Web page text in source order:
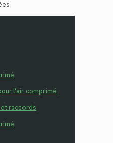
l'air comprimé
raccords